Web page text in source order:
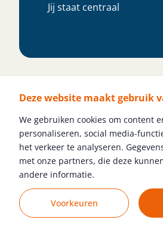
Deze website maakt gebruik
We gebruiken cookies om content
personaliseren, social media-
het verkeer te analyseren.
met onze partners, die deze
andere informatie.
Voorkeuren
Jij staat centraal
Aandacht
reactie Al ruim 14.500